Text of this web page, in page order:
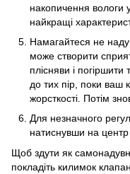
накопичення вологи
найкращі
Намагайтеся не
може створити
плісняви і погіршити
до тих пір, поки ваш
жорсткості. Потім
Для незначного
натиснувши на центр
Щоб здути як
покладіть килимок